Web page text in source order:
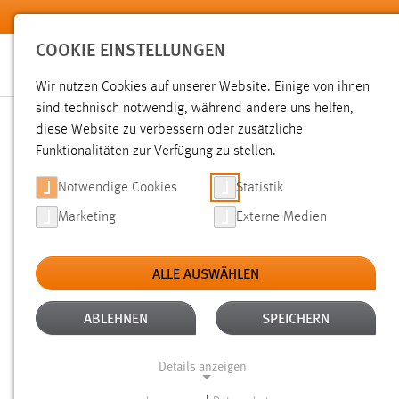
Zum Hauptinhalt springen
SUCHE
Aktive Filter: TYP: SEITEN ALTER: 6 MONATE BIS 1
Gesucht nach "raum". Es wurden 42 Ergebnisse gefunden.
COOKIE EINSTELLUNGEN
Wir nutzen Cookies auf unserer Website. Einige von ihnen
sind technisch notwendig, während andere uns helfen,
diese Website zu verbessern oder zusätzliche
Funktionalitäten zur Verfügung zu stellen.
Notwendige Cookies Statistik
Marketing Externe Medien
ALLE AUSWÄHLEN
ABLEHNEN SPEICHERN
Details anzeigen